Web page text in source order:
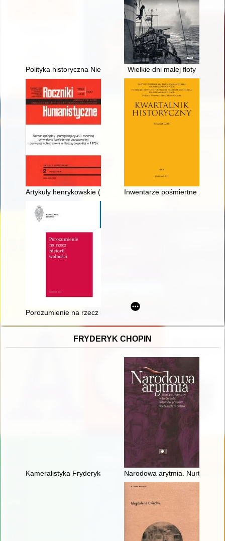
Polityka historyczna Niemiec Wielkie dni małej floty
Artykuły henrykowskie (17 maja 1573 r.)Inwentarze pośmiertne z
Porozumienie na rzecz historii najnowszej - synergia
FRYDERYK CHOPIN
Kameralistyka Fryderyka Chopina. Margines czy integralna
Narodowa arytmia. Nurt